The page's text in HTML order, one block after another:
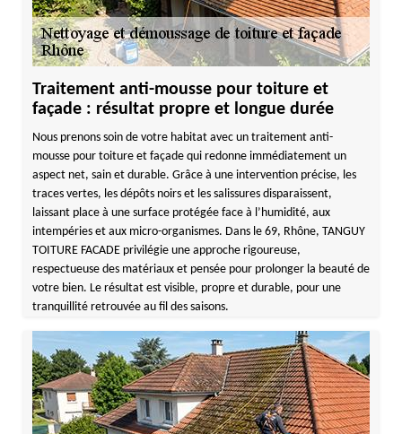
Traitement anti-mousse pour toiture et
façade : résultat propre et longue durée
Nous prenons soin de votre habitat avec un traitement anti-
mousse pour toiture et façade qui redonne immédiatement un
aspect net, sain et durable. Grâce à une intervention précise, les
traces vertes, les dépôts noirs et les salissures disparaissent,
laissant place à une surface protégée face à l’humidité, aux
intempéries et aux micro-organismes. Dans le 69, Rhône, TANGUY
TOITURE FACADE privilégie une approche rigoureuse,
respectueuse des matériaux et pensée pour prolonger la beauté de
votre bien. Le résultat est visible, propre et durable, pour une
tranquillité retrouvée au fil des saisons.